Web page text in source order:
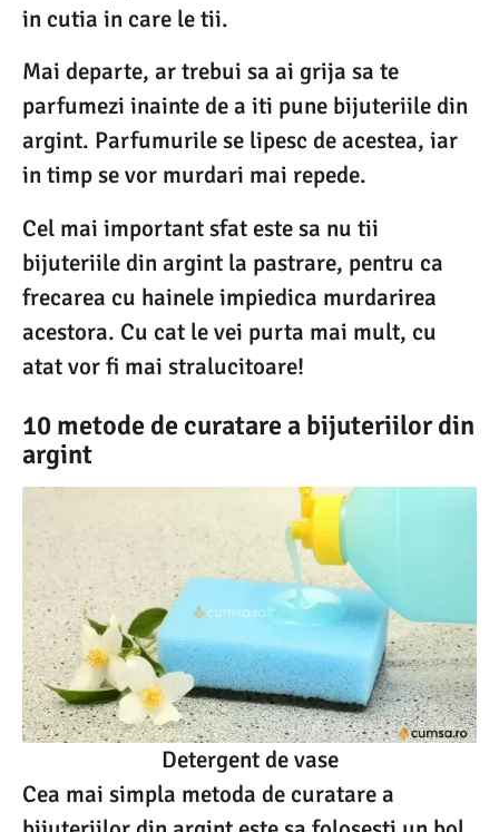
in cutia in care le tii.
Mai departe, ar trebui sa ai grija sa te
parfumezi inainte de a iti pune bijuteriile din
argint. Parfumurile se lipesc de acestea, iar
in timp se vor murdari mai repede.
Cel mai important sfat este sa nu tii
bijuteriile din argint la pastrare, pentru ca
frecarea cu hainele impiedica murdarirea
acestora. Cu cat le vei purta mai mult, cu
atat vor fi mai stralucitoare!
10 metode de curatare a bijuteriilor din
argint
Detergent de vase
Cea mai simpla metoda de curatare a